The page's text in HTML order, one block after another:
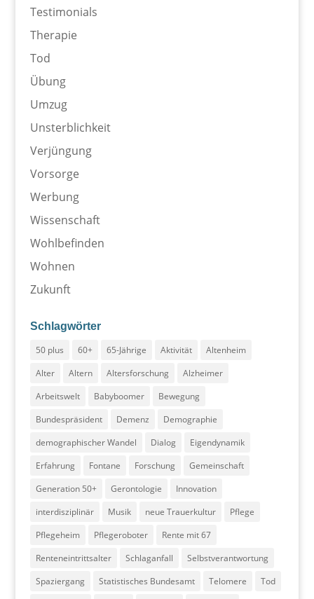
Testimonials
Therapie
Tod
Übung
Umzug
Unsterblichkeit
Verjüngung
Vorsorge
Werbung
Wissenschaft
Wohlbefinden
Wohnen
Zukunft
Schlagwörter
50 plus
60+ 65-Jährige Aktivität
Altenheim
Alter
Altern Altersforschung
Alzheimer
Arbeitswelt
Babyboomer
Bewegung
Bundespräsident
Demenz
Demographie
demographischer Wandel
Dialog
Eigendynamik
Erfahrung
Fontane Forschung
Gemeinschaft
Generation 50+
Gerontologie
Innovation
interdisziplinär
Musik neue Trauerkultur
Pflege
Pflegeheim
Pflegeroboter
Rente mit 67
Renteneintrittsalter
Schlaganfall
Selbstverantwortung
Spaziergang
Statistisches Bundesamt Telomere
Tod